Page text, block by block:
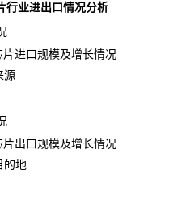
行业进出口情况分析
口规模及增长情况
口规模及增长情况
地